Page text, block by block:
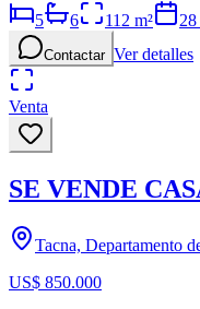
5 6 112 m² 28
Contactar Ver detalles
Venta
SE VENDE
Tacna, Departamento
US$ 850.000